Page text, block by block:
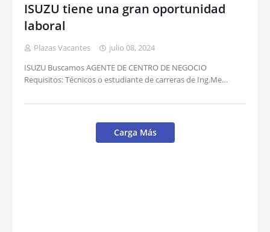
ISUZU tiene una gran oportunidad
laboral
Plazas Vacantes
julio 08, 2024
ISUZU Buscamos AGENTE DE CENTRO DE NEGOCIO
Requisitos: Técnicos o estudiante de carreras de Ing.Me…
Carga Más